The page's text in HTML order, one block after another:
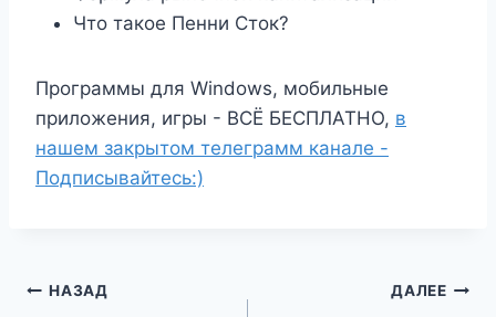
Что такое Пенни Сток?
Программы для Windows, мобильные
приложения, игры - ВСЁ БЕСПЛАТНО, в
нашем закрытом телеграмм канале -
Подписывайтесь:)
Навигация
НАЗАД ДАЛЕЕ